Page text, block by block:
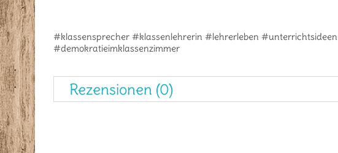
#klassensprecher #klassenlehrerin #lehrerleben
#demokratieimklassenzimmer
Rezensionen (0)